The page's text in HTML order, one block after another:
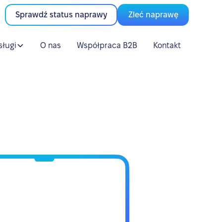
Sprawdź status naprawy Zleć naprawę
O nas Współpraca B2B Kontakt